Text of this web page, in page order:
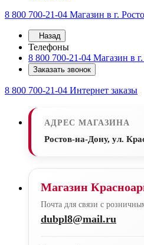
8 800 700-21-04 Магазин в г.
Назад
Телефоны
8 800 700-21-04 Магазин в
Заказать звонок
8 800 700-21-04 Интернет заказы
АДРЕС МАГАЗИНА
Ростов-на-Дону, ул.
Магазин
Почта для связи с
dubpl8@mail.ru